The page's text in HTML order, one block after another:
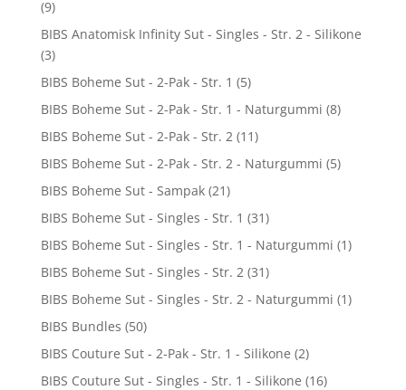
(9)
BIBS Anatomisk Infinity Sut - Singles - Str. 2 - Silikone
(3)
BIBS Boheme Sut - 2-Pak - Str. 1 (5)
BIBS Boheme Sut - 2-Pak - Str. 1 - Naturgummi (8)
BIBS Boheme Sut - 2-Pak - Str. 2 (11)
BIBS Boheme Sut - 2-Pak - Str. 2 - Naturgummi (5)
BIBS Boheme Sut - Sampak (21)
BIBS Boheme Sut - Singles - Str. 1 (31)
BIBS Boheme Sut - Singles - Str. 1 - Naturgummi (1)
BIBS Boheme Sut - Singles - Str. 2 (31)
BIBS Boheme Sut - Singles - Str. 2 - Naturgummi (1)
BIBS Bundles (50)
BIBS Couture Sut - 2-Pak - Str. 1 - Silikone (2)
BIBS Couture Sut - Singles - Str. 1 - Silikone (16)